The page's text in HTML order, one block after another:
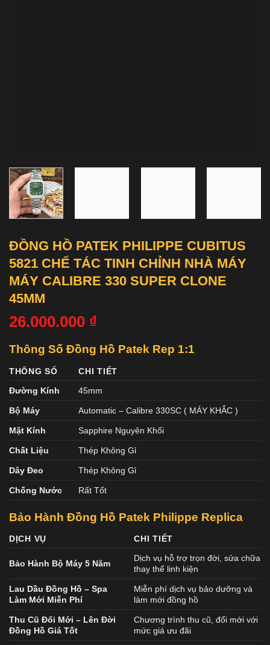
ĐỒNG HỒ PATEK PHILIPPE CUBITUS
5821 CHẾ TÁC TINH CHỈNH NHÀ MÁY
MÁY CALIBRE 330 SUPER CLONE
45MM
26.000.000 ₫
Thông Số Đồng Hồ Patek Rep 1:1
THÔNG SỐ
CHI TIẾT
Đường Kính
45mm
Bộ Máy Automatic – Calibre 330SC ( MÁY KHẮC )
Mặt Kính Sapphire Nguyên Khối
Chất Liệu Thép Không Gỉ
Dây Đeo Thép Không Gỉ
Chống Nước Rất Tốt
Bảo Hành Đồng Hồ Patek Philippe Replica
DỊCH VỤ CHI TIẾT
Bảo Hành Bộ Máy 5 Năm
Dịch vụ hỗ trợ trọn đời, sửa chữa
thay thế linh kiện
Lau Dầu Đồng Hồ – Spa
Làm Mới Miễn Phí
Miễn phí dịch vụ bảo dưỡng và
làm mới đồng hồ
Thu Cũ Đổi Mới – Lên Đời
Đồng Hồ Giá Tốt
Chương trình thu cũ, đổi mới với
mức giá ưu đãi